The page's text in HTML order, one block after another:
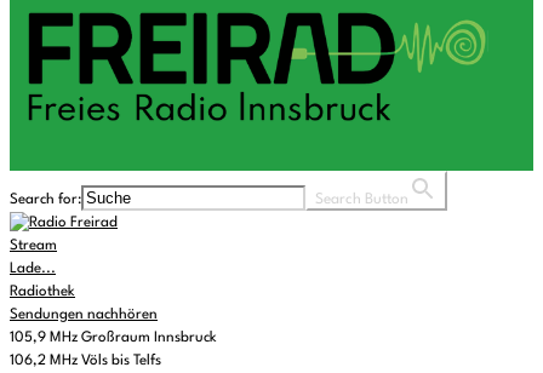
Search for: Search Button
Stream
Lade...
Radiothek
Sendungen nachhören
105,9 MHz Großraum Innsbruck
106,2 MHz Völs bis Telfs